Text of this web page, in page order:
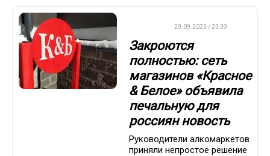
29.09.2023 / 23:39
Закроются
полностью: сеть
магазинов «Красное
& Белое» объявила
печальную для
россиян новость
Руководители алкомаркетов
приняли непростое решение